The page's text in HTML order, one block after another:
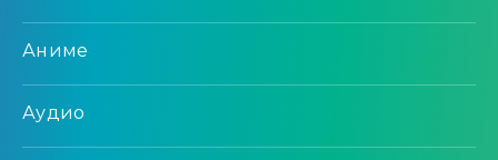
Аниме
Аудио